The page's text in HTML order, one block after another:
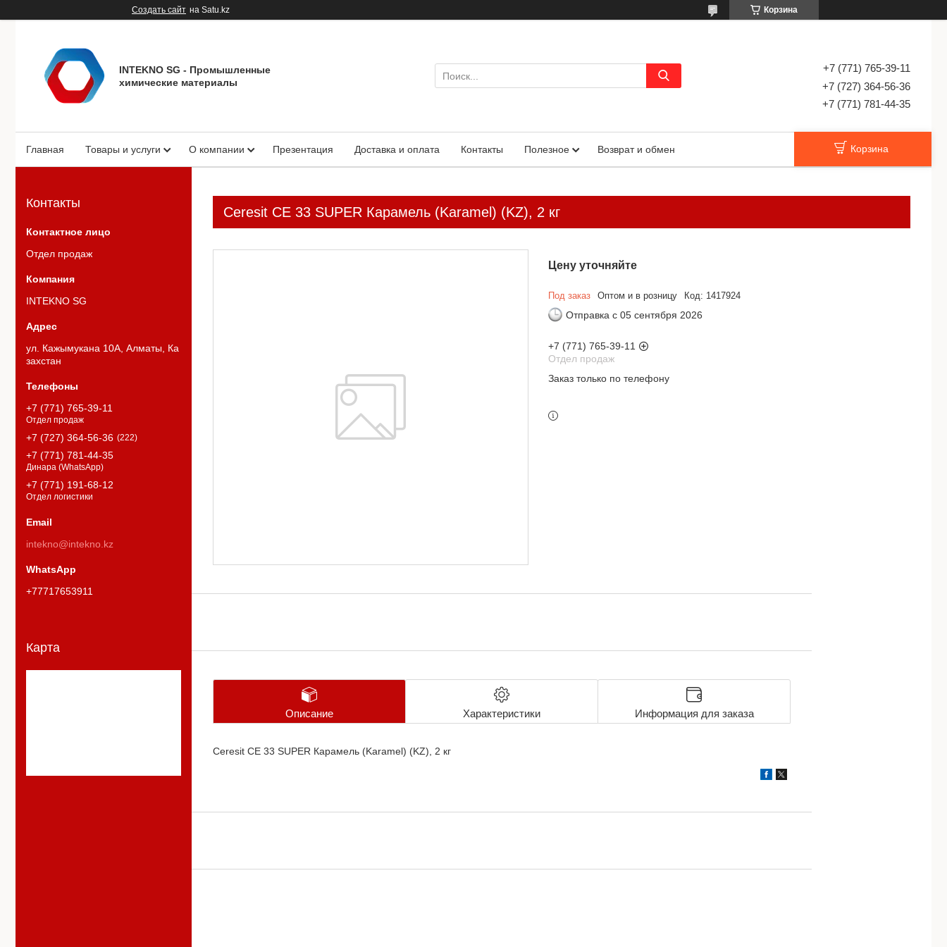
Создать сайт на Satu.kz Корзина
INTEKNO SG - Промышленные
химические материалы
+7 (771) 765-39-11
+7 (727) 364-56-36
+7 (771) 781-44-35
Главная Товары и услуги О компании Презентация Доставка и оплата Контакты Полезное Возврат и обмен Корзина
Ceresit CE 33 SUPER Карамель (Karamel) (KZ), 2 кг
Цену уточняйте
Под заказ Оптом и в розницу Код: 1417924
Отправка с 05 сентября 2026
+7 (771) 765-39-11
Отдел продаж
Заказ только по телефону
Описание Характеристики Информация для заказа
Ceresit CE 33 SUPER Карамель (Karamel) (KZ), 2 кг
Контакты
Отдел продаж
INTEKNO SG
ул. Кажымукана 10А, Алматы, Ка
захстан
+7 (771) 765-39-11
Отдел продаж
+7 (727) 364-56-36 222
+7 (771) 781-44-35
Динара (WhatsApp)
+7 (771) 191-68-12
Отдел логистики
intekno@intekno.kz
+77717653911
Карта